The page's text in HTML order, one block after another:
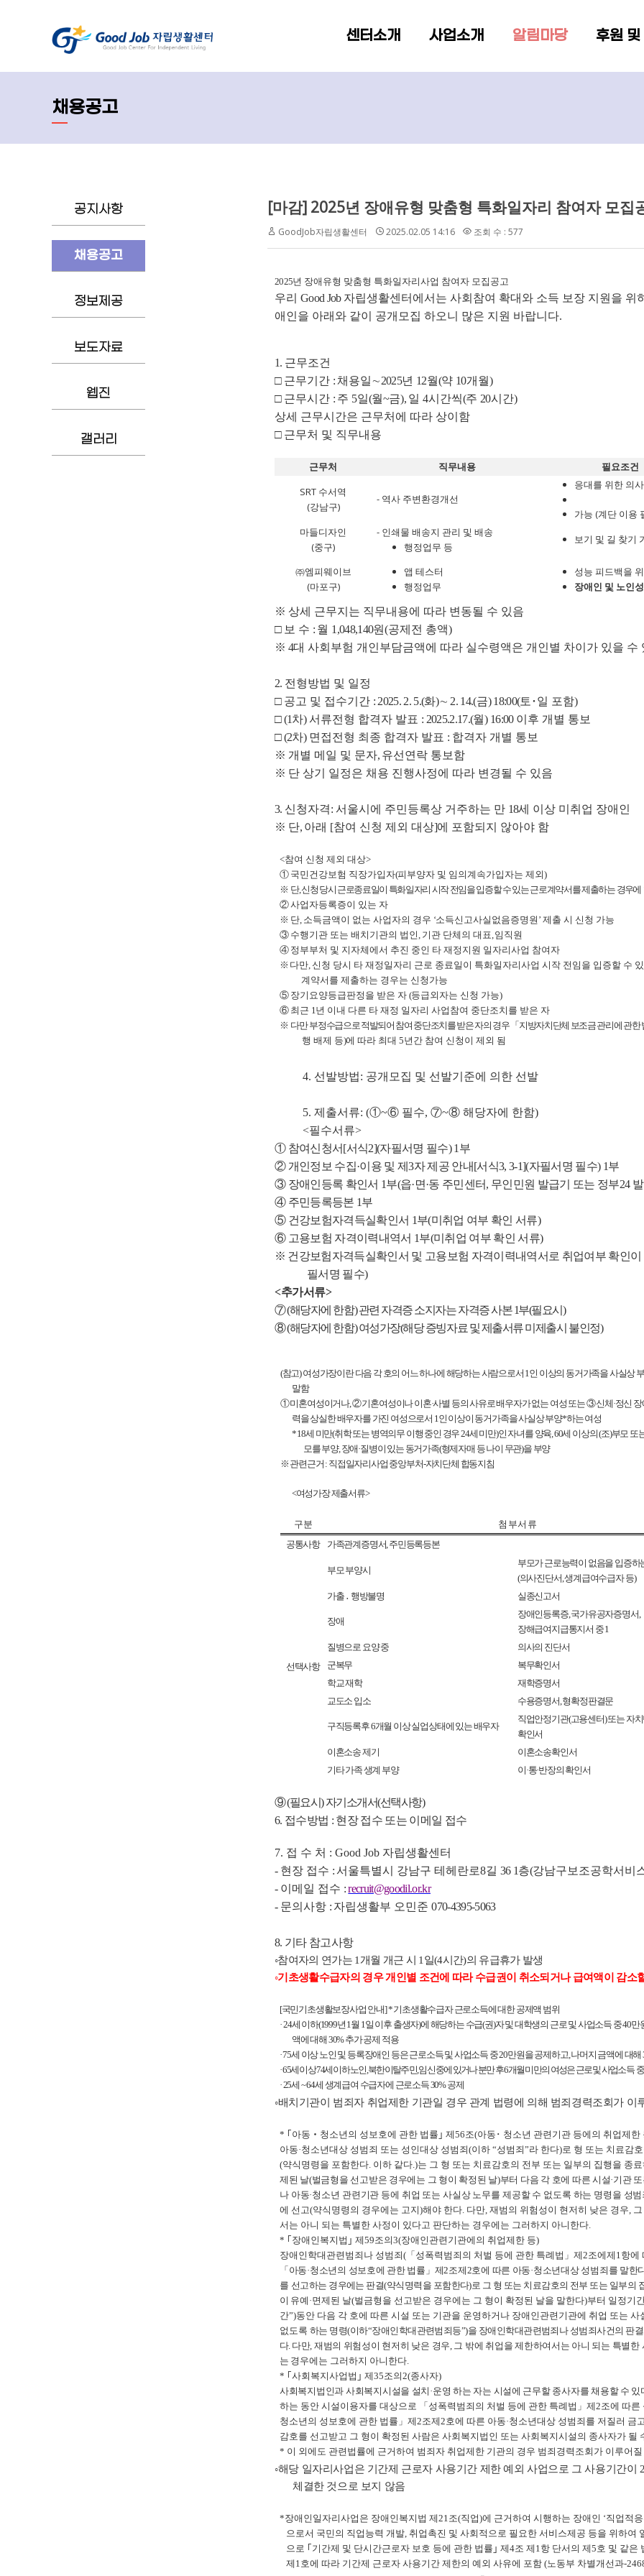
센터소개 사업소개 알림마당 후원
채용공고
공지사항
채용공고
정보제공
보도자료
웹진
갤러리
[마감] 2025년 장애유형 맞춤형 특화일자리 참여자 모집
GoodJob자립생활센터 2025.02.05 14:16 조회 수 : 577
2025년 장애유형 맞춤형 특화일자리사업 참여자 모집공고
우리 Good Job 자립생활센터에서는 사회참여 확대와 소득 보장 지원을
애인을 아래와 같이 공개모집 하오니 많은 지원 바랍니다.
1. 근무조건
□ 근무기간 : 채용일∼2025년 12월(약 10개월)
□ 근무시간 : 주 5일(월~금), 일4시간씩(주 20시간)
상세 근무시간은 근무처에 따라 상이함
□ 근무처 및 직무내용
근무처 직무내용 필요조건
SRT 수서역
(강남구)
- 역사 주변환경개선
응대를 위한 의
가능 (계단 이용
마들디자인
(중구)
- 인쇄물 배송지 관리 및 배송
행정업무 등
보기 및 길 찾기
㈜엠피웨이브
(마포구)
앱 테스터
행정업무
성능 피드백을
장애인 및 노인
※ 상세 근무지는 직무내용에 따라 변동될 수 있음
□ 보 수 : 월 1,048,140원(공제전 총액)
※ 4대 사회부험 개인부담금액에 따라 실수령액은 개인별 차이가 있을 수
2. 전형방법 및 일정
□ 공고 및 접수기간 : 2025. 2. 5.(화)∼ 2. 14.(금) 18:00(토 ･일 포함)
□(1차)서류전형 합격자 발표 : 2025.2.17.(월) 16:00 이후 개별 통보
□(2차) 면접전형 최종 합격자 발표 : 합격자 개별 통보
※ 개별 메일 및 문자, 유선연락 통보함
※ 단 상기 일정은 채용 진행사정에 따라 변경될 수 있음
3. 신청자격: 서울시에 주민등록상 거주하는 만 18세 이상 미취업 장애인
※ 단, 아래 [참여 신청 제외 대상]에 포함되지 않아야 함
<참여 신청 제외 대상>
① 국민건강보험 직장가입자(피부양자 및 임의계속가입자는 제외)
※ 단,신청 당시 근로종료일이 특화일자리 시작 전임을 입증할 수 있는 근로계약서를 제출하는 경우에
②사업자등록증이 있는 자
※ 단, 소득금액이 없는 사업자의 경우 ‘소득신고사실없음증명원 ’ 제출 시 신청 가능
③ 수행기관 또는 배치기관의 법인, 기관 단체의 대표,임직원
④ 정부부처 및 지자체에서 추진 중인 타 재정지원 일자리사업 참여자
※ 다만, 신청 당시 타 재정일자리 근로 종료일이 특화일자리사업 시작 전임을 입증할 수
계약서를 제출하는 경우는 신청가능
⑤ 장기요양등급판정을 받은 자(등급외자는 신청 가능)
⑥ 최근 1년 이내 다른 타 재정 일자리 사업참여 중단조치를 받은 자
※ 다만 부정수급으로 적발되어 참여 중단조치를 받은 자의 경우 「 지방자치단체 보조금 관리에 관한
행 배제 등)에 따라 최대5년간 참여 신청이 제외 됨
4. 선발방법: 공개모집 및 선발기준에 의한 선발
5. 제출서류: (①~⑥ 필수, ⑦~⑧ 해당자에 한함)
<필수서류>
① 참여신청서[서식2](자필서명 필수) 1 부
② 개인정보 수집·이용 및 제3자 제공 안내[서식3, 3-1](자필서명 필수) 1부
③ 장애인등록 확인서 1부(읍·면·동 주민센터, 무인민원 발급기 또는 정부24
④ 주민등록등본 1부
⑤ 건강보험자격득실확인서 1부(미취업 여부 확인 서류)
⑥ 고용보험 자격이력내역서 1부(미취업 여부 확인 서류)
※ 건강보험자격득실확인서 및 고용보험 자격이력내역서로 취업여부 확인이
필서명 필수)
<추가서류>
⑦(해당자에 한함)관련 자격증 소지자는 자격증 사본1부(필요시)
⑧(해당자에 한함)여성가장(해당 증빙자료 및 제출서류 미제출시 불인정)
(참고)여성가장이란 다음 각 호의 어느 하나에 해당하는 사람으로서 1인 이상의 동거가족을 사실상
말함
①미혼여성이거나,②기혼여성이나 이혼·사별 등의 사유로 배우자가 없는 여성 또는③신체·정신 장
력을 상실한 배우자를 가진 여성으로서 1인 이상이 동거가족을 사실상 부양*하는 여성
* 18세 미만(취학 또는 병역의무 이행 중인 경우24세 미만)인 자녀를 양육, 60세 이상의(조)부모 또
모를 부양,장애·질병이 있는 동거가족(형제자매 등 나이 무관)을 부양
※ 관련근거 : 직접일자리사업 중앙부처-자치단체 합동지침
<여성가장 제출서류>
구 분
첨 부 서 류
공통사항
가족관계증명서,주민등록등본
선택사항
부모 부양시
부모가 근로능력이 없음을 입증하
(의사진단서,생계급여수급자 등)
가출 ․ 행방불명 실종신고서
장애
장애인등록증,국가유공자증명서,
장해급여지급통지서 중1
질병으로 요양 중
의사의 진단서
군복무
복무확인서
학교 재학
재학증명서
교도소 입소
수용증명서,형확정판결문
구직등록후6개월 이상 실업상태에 있는 배우자
직업안정기관(고용센터)또는 자
확인서
이혼소송 제기
이혼소송확인서
기타 가족 생계 부양
이·통·반장의 확인서
⑨(필요시)자기소개서(선택사항)
6. 접수방법 : 현장 접수 또는 이메일 접수
7. 접 수 처 : Good Job 자립생활센터
- 현장 접수 :서울특별시 강남구 테헤란로8길 36 1층(강남구보조공학서비
- 이메일 접수 :recruit@goodil.or.kr
- 문의사항 : 자립생활부 오민준070-4395-5063
8. 기타 참고사항
◦참여자의 연가는 1 개월 개근 시 1 일(4시간)의 유급휴가 발생
◦기초생활수급자의 경우 개인별 조건에 따라 수급권이 취소되거나 급여액이 감소
[국민기초생활보장사업 안내] *기초생활수급자 근로소득에 대한 공제액 범위
· 24세 이하(1999년 1월 1일 이후 출생자)에 해당하는 수급(권)자 및 대학생의 근로 및 사업소득 중40만
액에 대해 30%추가 공제 적용
· 75세 이상 노인 및 등록장애인 등은 근로소득 및 사업소득 중20만원을 공제하고,나머지 금액에 대해
·65세 이상74세 이하 노인,북한이탈주민,임신 중에 있거나 분만 후6개월 미만의 여성은 근로 및 사업소득 중
· 25세 ~ 64세 생계급여 수급자에 근로소득30%공제
◦배치기관이 범죄자 취업제한 기관일 경우 관계 법령에 의해 범죄경력조회가 이
* ｢ 아동 ‧ 청소년의 성보호에 관한 법률 ｣ 제56조(아동 ･ 청소년 관련기관 등에의 취업제한
아동·청소년대상 성범죄 또는 성인대상 성범죄(이하 “성범죄”라 한다)로 형 또는 치료감
(약식명령을 포함한다. 이하 같다.)는 그 형 또는 치료감호의 전부 또는 일부의 집행을 종
제된 날(벌금형을 선고받은 경우에는 그 형이 확정된 날)부터 다음 각 호에 따른 시설·기관
나 아동·청소년 관련기관 등에 취업 또는 사실상 노무를 제공할 수 없도록 하는 명령을 성
에 선고(약식명령의 경우에는 고지)해야 한다. 다만, 재범의 위험성이 현저히 낮은 경우,
서는 아니 되는 특별한 사정이 있다고 판단하는 경우에는 그러하지 아니한다.
* ｢ 장애인복지법 ｣ 제59조의3(장애인관련기관에의 취업제한 등)
장애인학대관련범죄나 성범죄( 「 성폭력범죄의 처벌 등에 관한 특례법 」 제2조에제 1항에
「 아동·청소년의 성보호에 관한 법률 」 제2조제2호에 따른 아동·청소년대상 성범죄를 말한
를 선고하는 경우에는 판결(약식명력을 포함한다)로 그 형 또는 치료감호의 전부 또는 일부의
이 유예 ·면제된 날(벌금형을 선고받은 경우에는 그 형이 확정된 날을 말한다)부터 일정기
간”)동안 다음 각 호에 따른 시설 또는 기관을 운영하거나 장애인관련기관에 취업 또는 사
없도록 하는 명령(이하“장애인학대관련범죄등”)을 장애인학대관련범죄나 성범죄사건의 판
다. 다만, 재범의 위험성이 현저히 낮은 경우, 그 밖에 취업을 제한하여서는 아니 되는 특별한
는 경우에는 그러하지 아니한다.
* ｢ 사회복지사업법 ｣ 제35조의2(종사자)
사회복지법인과 사회복지시설을 설치 ·운영 하는 자는 시설에 근무할 종사자를 채용할 수 있
하는 동안 시설이용자를 대상으로
「 성폭력범죄의 처벌 등에 관한 특례법 」 제2조에 따른
청소년의 성보호에 관한 법률 」 제2조제2호에 따른 아동·청소년대상 성범죄를 저질러 금
감호를 선고받고 그 형이 확정된 사람은 사회복지법인 또는 사회복지시설의 종사자가 될
* 이 외에도 관련법률에 근거하여 범죄자 취업제한 기관의 경우 범죄경력조회가 이루어질
◦해당 일자리사업은 기간제 근로자 사용기간 제한 예외 사업으로 그 사용기간이 2
체결한 것으로 보지 않음
*장애인일자리사업은 장애인복지법 제21조(직업)에 근거하여 시행하는 장애인 ‘직업적
으로서 국민의 직업능력 개발, 취업촉진 및 사회적으로 필요한 서비스제공 등을 위하여
으로 ｢ 기간제 및 단시간근로자 보호 등에 관한 법률 ｣ 제4조 제 1항 단서의 제5호 및 같은
제 1호에 따라 기간제 근로자 사용기간 제한의 예외 사유에 포함 (노동부 차별개선과-